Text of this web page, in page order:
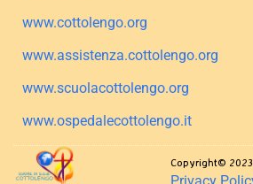
www.cottolengo.org
www.assistenza.cottolengo.org
www.scuolacottolengo.org
www.ospedalecottolengo.it
Copyright© 2023